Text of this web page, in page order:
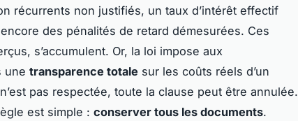
récurrents non justifiés, un taux d’intérêt effectif
des pénalités de retard démesurées. Ces
s’accumulent. Or, la loi impose aux
une transparence totale sur les coûts réels d’un
pas respectée, toute la clause peut être annulée.
est simple : conserver tous les documents.